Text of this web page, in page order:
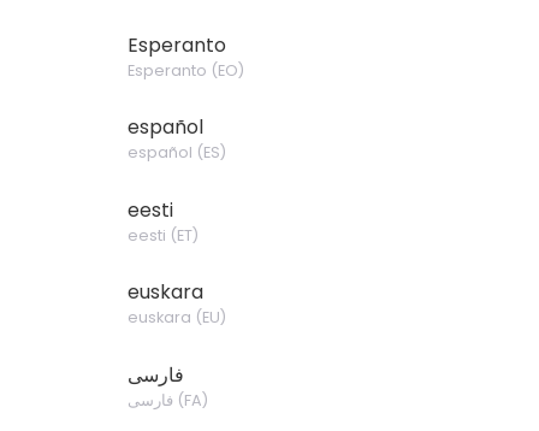
Esperanto
Esperanto (EO)
español
español (ES)
eesti
eesti (ET)
euskara
euskara (EU)
فارسی
فارسی (FA)